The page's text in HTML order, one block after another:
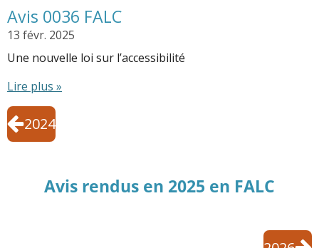
Avis 0036 FALC
13 févr. 2025
Une nouvelle loi sur l’accessibilité
Lire plus »
2024
Avis rendus en 2025 en FALC